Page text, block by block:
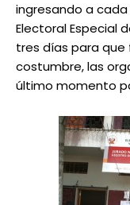
ingresando a
Electoral Especial
tres días para que
costumbre, las
último momento